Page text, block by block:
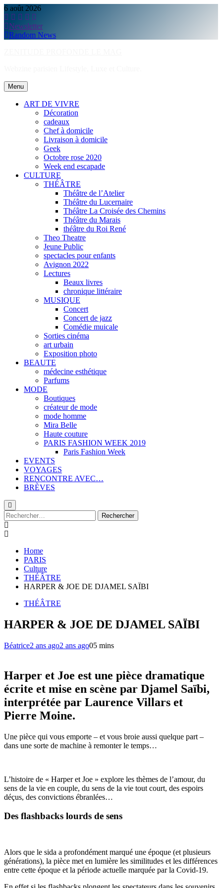
Skip
to
content
6 août 2026
Newsletter
Random News
Menu
ART DE VIVRE
Décoration
cadeaux
Chef à domicile
Livraison à domicile
Geek
Octobre rose 2020
Week end escapade
CULTURE
THÉÂTRE
Théâtre de l’Atelier
Théâtre du Lucernaire
Théâtre La Croisée des Chemins
Théâtre du Marais
théâtre du Roi René
Theo Theatre
Jeune Public
spectacles pour enfants
Avignon 2022
Lectures
Beaux livres
chronique littéraire
MUSIQUE
Concert
Concert de jazz
Comédie muicale
Sorties cinéma
art urbain
Exposition photo
BEAUTE
médecine esthétique
Parfums
MODE
Boutiques
créateur de mode
mode homme
Mira Belle
Haute couture
PARIS FASHION WEEK 2019
Paris Fashion Week
EVENTS
VOYAGES
RENCONTRE AVEC…
BRÈVES
Rechercher :
Home
PARIS
Culture
THÉÂTRE
HARPER & JOE DE DJAMEL SAÏBI
THÉÂTRE
HARPER & JOE DE DJAMEL SAÏBI
Béatrice2 ans ago2 ans ago05 mins
Harper et Joe est une pièce dramatique
écrite et mise en scène par Djamel Saïbi,
interprétée par Laurence Villars et
Pierre Moine.
Une pièce qui vous emporte – et vous broie aussi quelque part –
dans une sorte de machine à remonter le temps…
L’histoire de « Harper et Joe » explore les thèmes de l’amour, du
sens de la vie en couple, du sens de la vie tout court, des espoirs
déçus, des convictions ébranlées…
Des flashbacks lourds de sens
Alors que le sida a profondément marqué une époque (et plusieurs
générations), la pièce met en lumière les similitudes et les différences
entre cette époque et la période actuelle marquée par la Covid-19.